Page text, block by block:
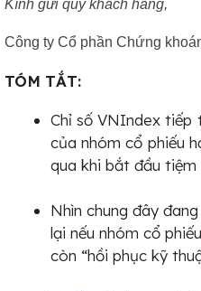
Kính gửi quý khách hàng,
Công ty Cổ phần Chứng
TÓM TẮT:
Chỉ số VNIndex tiếp
của nhóm cổ phiếu
qua khi bắt đầu tiệm
Nhìn chung đây
lại nếu nhóm cổ
còn “hồi phục kỹ